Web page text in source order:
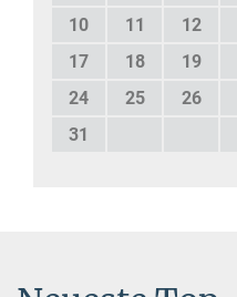
10
11 12
17
18 19
24
25 26
31